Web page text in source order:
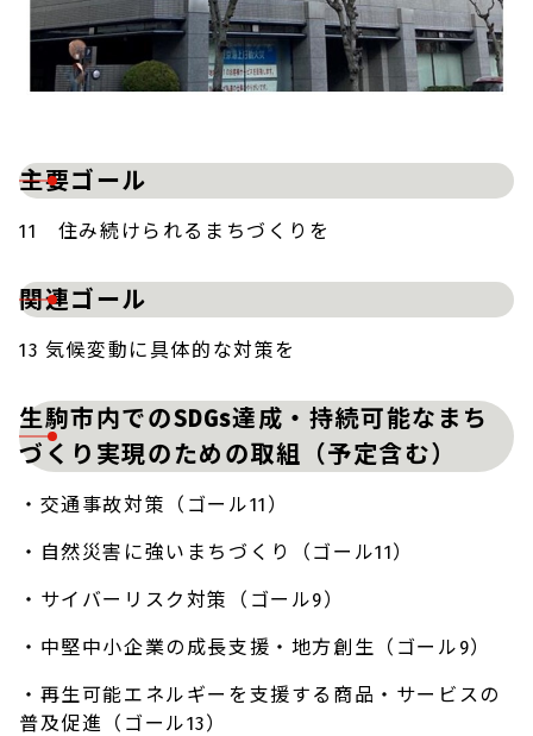
主要ゴール
11 住み続けられるまちづくりを
関連ゴール
13 気候変動に具体的な対策を
生駒市内でのSDGs達成・持続可能なまち
づくり実現のための取組（予定含む）
・交通事故対策（ゴール11）
・自然災害に強いまちづくり（ゴール11）
・サイバーリスク対策（ゴール9）
・中堅中小企業の成長支援・地方創生（ゴール9）
・再生可能エネルギーを支援する商品・サービスの
普及促進（ゴール13）